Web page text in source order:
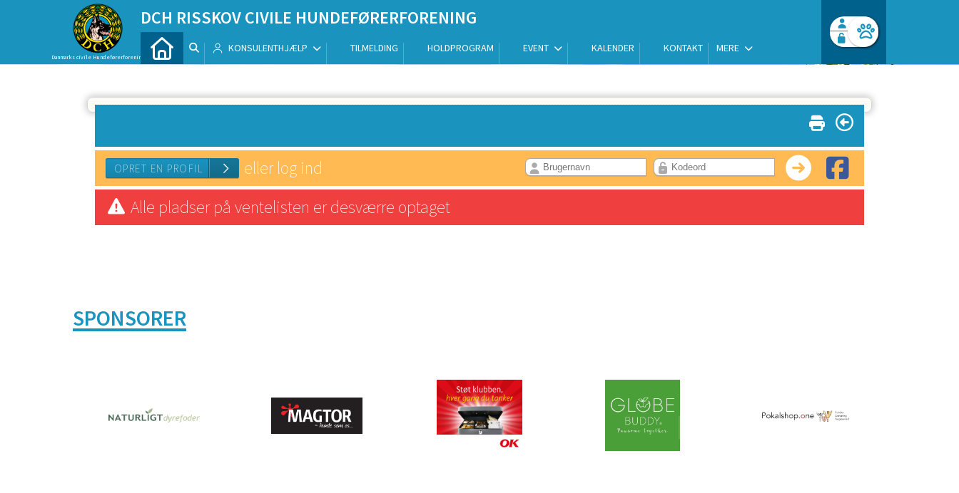
DCH RISSKOV CIVILE HUNDEFØRERFORENING
Danmarks civile Hundeførerforening
KONSULENTHJÆLP TILMELDING HOLDPROGRAM EVENT KALENDER KONTAKT MERE
eller log ind
Alle pladser på ventelisten er desværre optaget
SPONSORER